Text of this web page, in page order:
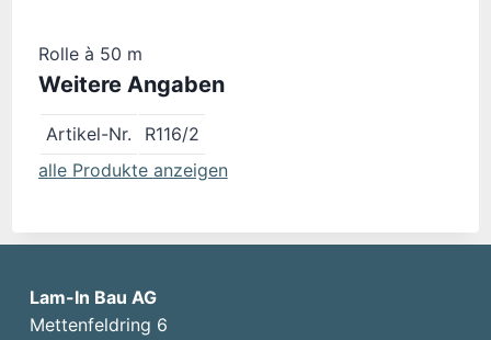
Rolle à 50 m
Weitere Angaben
Artikel-Nr.
R116/2
alle Produkte anzeigen
Lam-In Bau AG
Mettenfeldring 6